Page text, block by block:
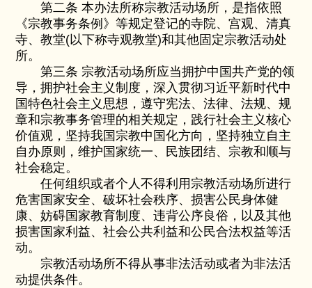
第二条 本办法所称宗教活动场所，是指依照
《宗教事务条例》等规定登记的寺院、宫观、清真
寺、教堂(以下称寺观教堂)和其他固定宗教活动处
所。
第三条 宗教活动场所应当拥护中国共产党的领
导，拥护社会主义制度，深入贯彻习近平新时代中
国特色社会主义思想，遵守宪法、法律、法规、规
章和宗教事务管理的相关规定，践行社会主义核心
价值观，坚持我国宗教中国化方向，坚持独立自主
自办原则，维护国家统一、民族团结、宗教和顺与
社会稳定。
任何组织或者个人不得利用宗教活动场所进行
危害国家安全、破坏社会秩序、损害公民身体健
康、妨碍国家教育制度、违背公序良俗，以及其他
损害国家利益、社会公共利益和公民合法权益等活
动。
宗教活动场所不得从事非法活动或者为非法活
动提供条件。